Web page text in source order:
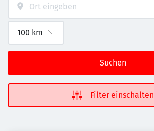
Suchen
Filter einschalten